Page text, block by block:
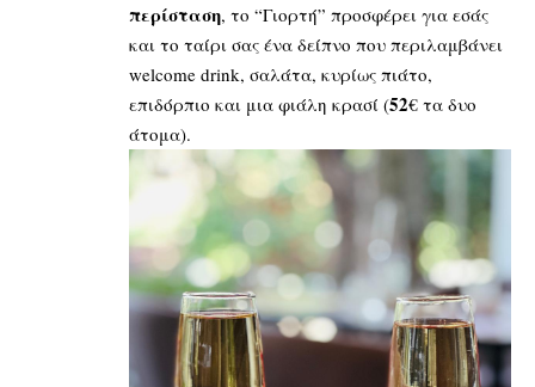
περίσταση, το “Γιορτή” προσφέρει για εσάς
και το ταίρι σας ένα δείπνο που περιλαμβάνει
welcome drink, σαλάτα, κυρίως πιάτο,
επιδόρπιο και μια φιάλη κρασί (52€ τα δυο
άτομα).